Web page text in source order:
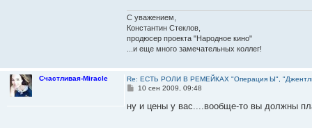
С уважением,
Константин Стеклов,
продюсер проекта "Народное кино"
...и еще много замечательных коллег!
Счастливая-Miracle
Re: ЕСТЬ РОЛИ В РЕМЕЙКАХ "Операция Ы",
С
о
10 сен 2009, 09:48
ну и цены у вас....вообще-то вы должны